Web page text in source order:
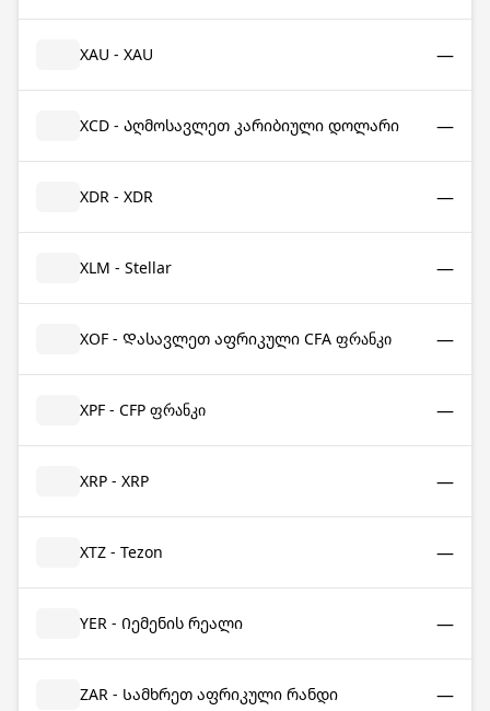
XAU - XAU —
XCD - Აღმოსავლეთ კარიბიული დოლარი —
XDR - XDR —
XLM - Stellar —
XOF - Დასავლეთ აფრიკული CFA ფრანკი —
XPF - CFP ფრანკი —
XRP - XRP —
XTZ - Tezon —
YER - Იემენის რეალი —
ZAR - Სამხრეთ აფრიკული რანდი —